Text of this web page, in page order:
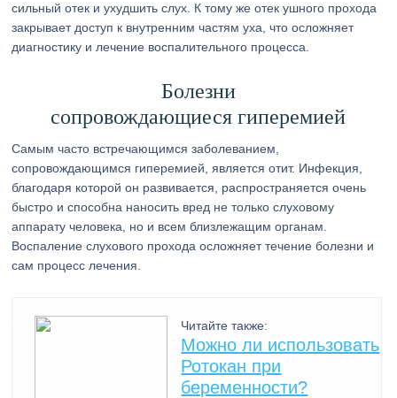
сильный отек и ухудшить слух. К тому же отек ушного прохода
закрывает доступ к внутренним частям уха, что осложняет
диагностику и лечение воспалительного процесса.
Болезни
сопровождающиеся гиперемией
Самым часто встречающимся заболеванием,
сопровождающимся гиперемией, является отит. Инфекция,
благодаря которой он развивается, распространяется очень
быстро и способна наносить вред не только слуховому
аппарату человека, но и всем близлежащим органам.
Воспаление слухового прохода осложняет течение болезни и
сам процесс лечения.
Читайте также:
Можно ли использовать
Ротокан при
беременности?